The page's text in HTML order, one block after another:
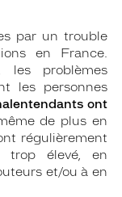
par un trouble
en France.
les problèmes
les personnes
ont
de plus en
régulièrement
trop élevé, en
et/ou à en